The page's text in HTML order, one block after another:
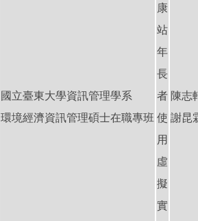
國立臺東大學資訊管理學系
環境經濟資訊管理碩士在職專班
康
站
年
長
者
使
用
虛
擬
實
陳志
謝昆